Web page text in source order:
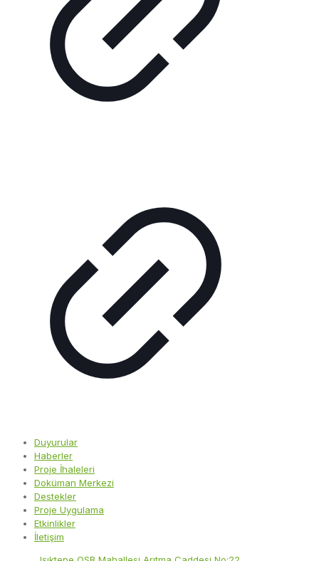
Duyurular
Haberler
Proje İhaleleri
Doküman Merkezi
Destekler
Proje Uygulama
Etkinlikler
İletişim